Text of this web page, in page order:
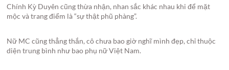
Chính Kỳ Duyên cũng thừa nhận, nhan sắc khác nhau khi để mặt
mộc và trang điểm là “sự thật phũ phàng”.
Nữ MC cũng thẳng thắn, cô chưa bao giờ nghĩ mình đẹp, chỉ thuộc
diện trung bình như bao phụ nữ Việt Nam.